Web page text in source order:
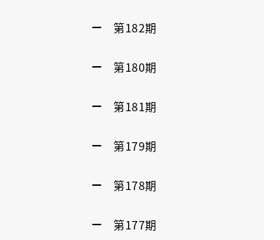
第182期
第180期
第181期
第179期
第178期
第177期